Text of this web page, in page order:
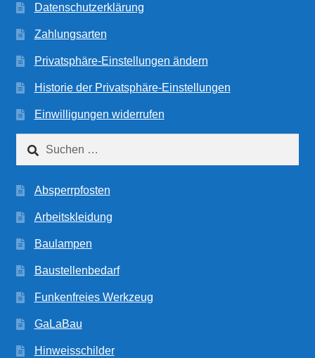
Datenschutzerklärung
Zahlungsarten
Privatsphäre-Einstellungen ändern
Historie der Privatsphäre-Einstellungen
Einwilligungen widerrufen
nach:
Absperrpfosten
Arbeitskleidung
Baulampen
Baustellenbedarf
Funkenfreies Werkzeug
GaLaBau
Hinweisschilder